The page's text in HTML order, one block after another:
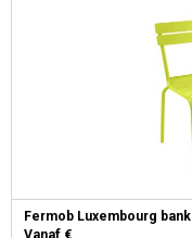
Fermob Luxembourg bank
Vanaf €